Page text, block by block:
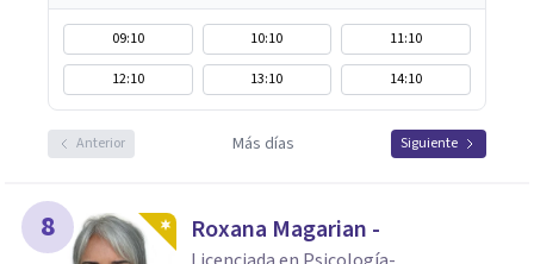
09:10 10:10
11:10
12:10
13:10 14:10
Anterior Más días Siguiente
8 Roxana Magarian -